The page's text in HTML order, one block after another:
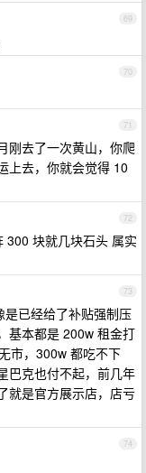
69
70
71
刚去了一次黄山，你爬
上去，你就会觉得 10
72
300 块就几块石头 属实
73
已经给了补贴强制压
基本都是 200w 租金打
市，300w 都吃不下
巴克也付不起，前几年
就是官方展示店，店亏
74